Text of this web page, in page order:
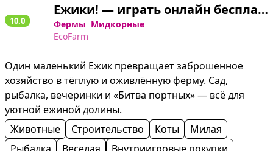
10.0
Ежики! — играть онлайн бесплатно
Фермы Мидкорные
EcoFarm
Один маленький Ежик превращает заброшенное
хозяйство в тёплую и оживлённую ферму. Сад,
рыбалка, вечеринки и «Битва портных» — всё для
уютной ежиной долины.
Животные
Строительство Коты
Милая